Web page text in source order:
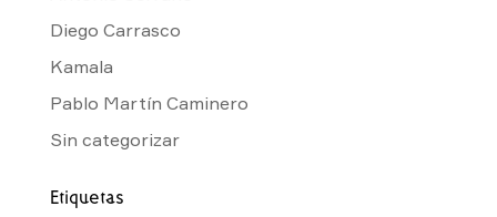
Diego Carrasco
Kamala
Pablo Martín Caminero
Sin categorizar
Etiquetas